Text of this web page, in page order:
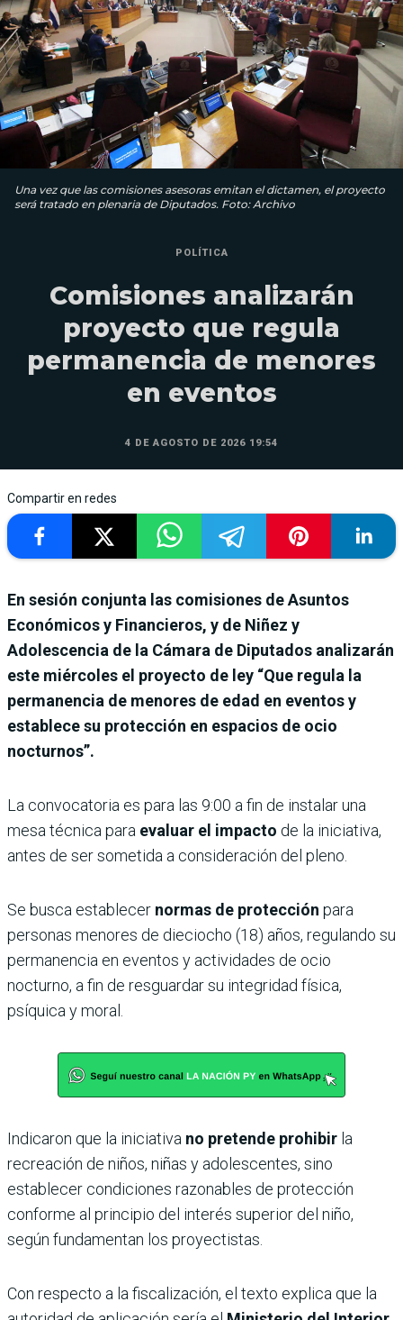
Una vez que las comisiones asesoras emitan el dictamen, el proyecto
será tratado en plenaria de Diputados. Foto: Archivo
POLÍTICA
Comisiones analizarán
proyecto que regula
permanencia de menores
en eventos
4 DE AGOSTO DE 2026 19:54
Compartir en redes
En sesión conjunta las comisiones de Asuntos
Económicos y Financieros, y de Niñez y
Adolescencia de la Cámara de Diputados analizarán
este miércoles el proyecto de ley “Que regula la
permanencia de menores de edad en eventos y
establece su protección en espacios de ocio
nocturnos”.
La convocatoria es para las 9:00 a fin de instalar una
mesa técnica para evaluar el impacto de la iniciativa,
antes de ser sometida a consideración del pleno.
Se busca establecer normas de protección para
personas menores de dieciocho (18) años, regulando su
permanencia en eventos y actividades de ocio
nocturno, a fin de resguardar su integridad física,
psíquica y moral.
Indicaron que la iniciativa no pretende prohibir la
recreación de niños, niñas y adolescentes, sino
establecer condiciones razonables de protección
conforme al principio del interés superior del niño,
según fundamentan los proyectistas.
Con respecto a la fiscalización, el texto explica que la